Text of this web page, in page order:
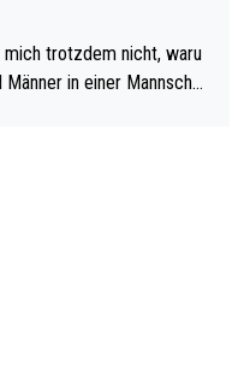
werden! Dafür müsste
Mentaltrainer gehen…
mich trotzdem nicht, waru
in einer Mannschaf